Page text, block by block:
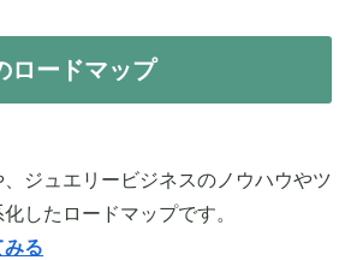
ロードマップ
ジュエリービジネスのノウハウやツ
したロードマップです。
みる